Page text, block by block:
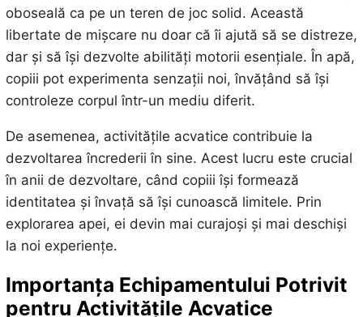
oboseală ca pe un teren de joc solid. Această
libertate de mișcare nu doar că îi ajută să se distreze,
dar și să își dezvolte abilități motorii esențiale. În apă,
copiii pot experimenta senzații noi, învățând să își
controleze corpul într-un mediu diferit.
De asemenea, activitățile acvatice contribuie la
dezvoltarea încrederii în sine. Acest lucru este crucial
în anii de dezvoltare, când copiii își formează
identitatea și învață să își cunoască limitele. Prin
explorarea apei, ei devin mai curajoși și mai deschiși
la noi experiențe.
Importanța Echipamentului Potrivit
pentru Activitățile Acvatice